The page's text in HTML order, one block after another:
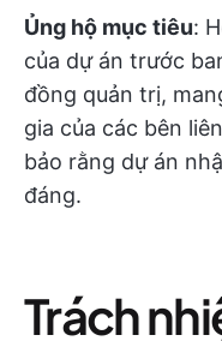
Ủng hộ mục tiêu:
của dự án trước
đồng quản trị,
gia của các bên
bảo rằng dự án
đáng.
Trách